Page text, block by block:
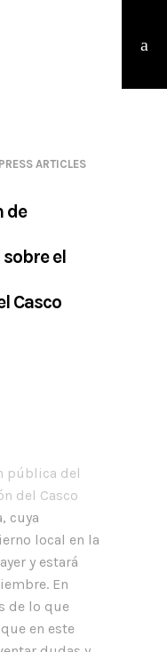
PRESS ARTICLES
de
el
Casco
pública del
del Casco
cuya
local en la
y estará
En
de lo que
en este